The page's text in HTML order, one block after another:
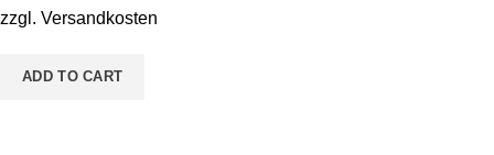
Peppy
quantity
zzgl. Versandkosten
ADD TO CART